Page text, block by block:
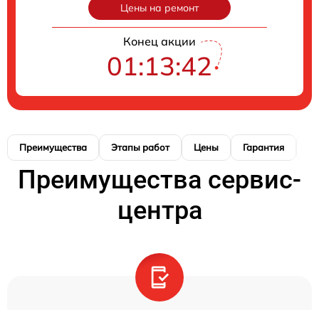
Цены на ремонт
Конец акции
01:13:41
Преимущества Этапы работ Цены Гарантия
Преимущества сервис-
центра